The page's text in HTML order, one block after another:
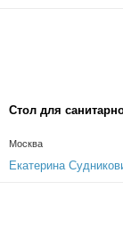
Стол для
Москва
Екатерина